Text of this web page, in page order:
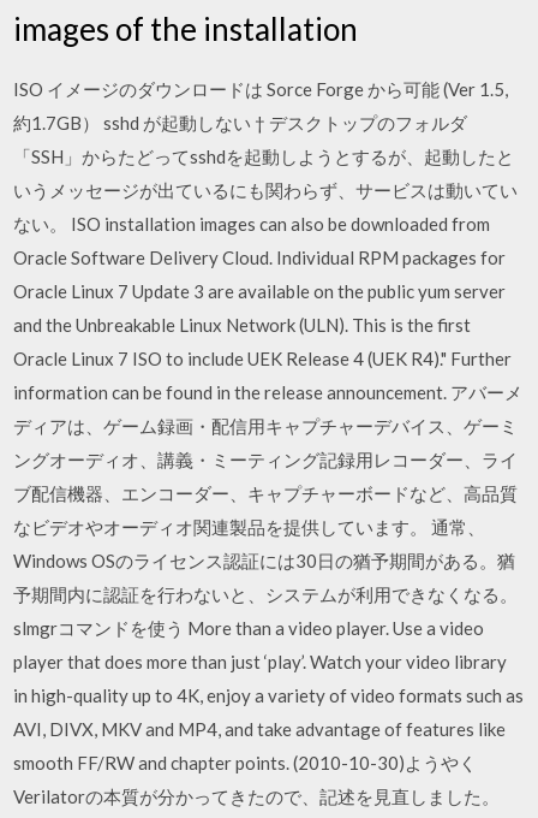
images of the installation
ISO イメージのダウンロードは Sorce Forge から可能 (Ver 1.5,
約1.7GB） sshd が起動しない † デスクトップのフォルダ
「SSH」からたどってsshdを起動しようとするが、起動したと
いうメッセージが出ているにも関わらず、サービスは動いてい
ない。 ISO installation images can also be downloaded from
Oracle Software Delivery Cloud. Individual RPM packages for
Oracle Linux 7 Update 3 are available on the public yum server
and the Unbreakable Linux Network (ULN). This is the first
Oracle Linux 7 ISO to include UEK Release 4 (UEK R4)." Further
information can be found in the release announcement. アバーメ
ディアは、ゲーム録画・配信用キャプチャーデバイス、ゲーミ
ングオーディオ、講義・ミーティング記録用レコーダー、ライ
ブ配信機器、エンコーダー、キャプチャーボードなど、高品質
なビデオやオーディオ関連製品を提供しています。 通常、
Windows OSのライセンス認証には30日の猶予期間がある。猶
予期間内に認証を行わないと、システムが利用できなくなる。
slmgrコマンドを使う More than a video player. Use a video
player that does more than just ‘play’. Watch your video library
in high-quality up to 4K, enjoy a variety of video formats such as
AVI, DIVX, MKV and MP4, and take advantage of features like
smooth FF/RW and chapter points. (2010-10-30)ようやく
Verilatorの本質が分かってきたので、記述を見直しました。